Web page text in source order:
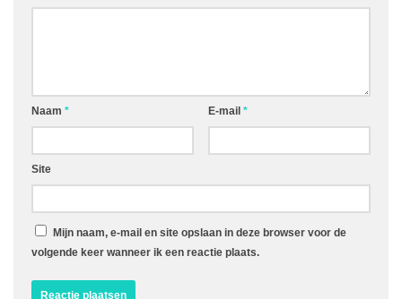
Naam * E-mail *
Site
Mijn naam, e-mail en site opslaan in deze browser voor de
volgende keer wanneer ik een reactie plaats.